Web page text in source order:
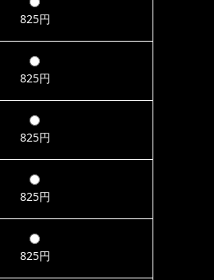
825円
825円
825円
825円
825円